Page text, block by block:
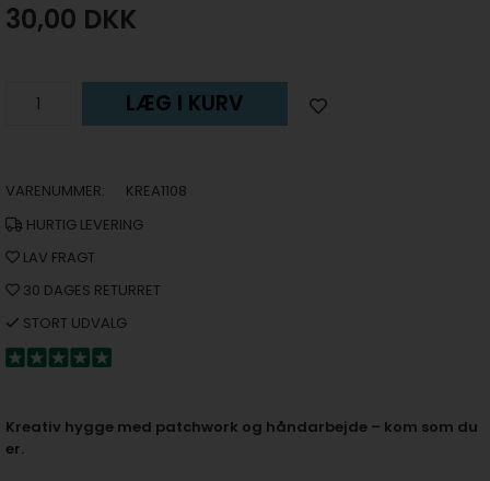
30,00 DKK
LÆG I KURV
VARENUMMER:
KREA1108
HURTIG LEVERING
LAV FRAGT
30 DAGES RETURRET
STORT UDVALG
Kreativ hygge med patchwork og håndarbejde – kom som du
er.